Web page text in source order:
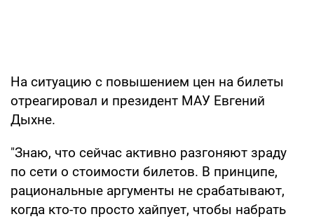
На ситуацию с повышением цен на билеты
отреагировал и президент МАУ Евгений
Дыхне.
"Знаю, что сейчас активно разгоняют зраду
по сети о стоимости билетов. В принципе,
рациональные аргументы не срабатывают,
когда кто-то просто хайпует, чтобы набрать